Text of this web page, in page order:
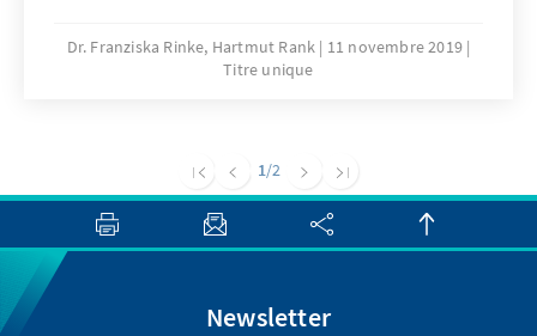
Member States. The declared aim is to take
action much earlier than in the past –
the Rule of Law.
Dr. Franziska Rinke, Hartmut Rank
11 novembre 2019
Titre unique
1/2
Newsletter